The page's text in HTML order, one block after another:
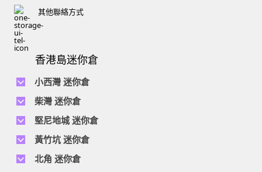
其他聯絡方式
香港島迷你倉
小西灣 迷你倉
電話 :2111 1062
地址 : 柴灣新業街5號王子工業大廈4樓
地址 : 柴灣新業街11號森龍工業大廈7樓B室
柴灣 迷你倉
電話 :2194 0038
地址 : 柴灣祥利街7號萬峰工業大廈6樓C室
地址 : 柴灣利眾街20號柴灣中心工業大廈6樓B室及14樓B1室
堅尼地城 迷你倉
電話 : 2623 0280
地址 : 堅尼地城士美菲路12P號祥興工業大廈9樓
黃竹坑 迷你倉
電話 :2680 9691
地址 : 黃竹坑道18號瑞琪工業大廈14樓A室
北角 迷你倉